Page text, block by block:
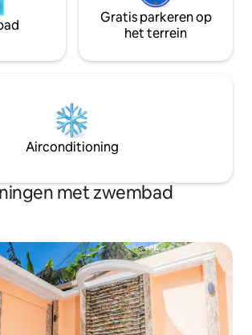
Gratis parkeren op
het terrein
Airconditioning
met zwembad